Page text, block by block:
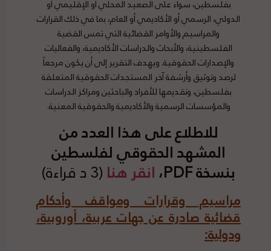
بفلسطين، سواء على الصعيد المحلي أو الإقليمي أو
الدولي، الرسمي أو الأكاديمي أو العام، بما في ذلك القرارات
والمراسيم والأوامر القضائية التي تمس القضية
الفلسطينية، والأبحاث والدراسات الأكاديمية، والفعاليات
والإصدارات الحقوقية. ويهدف التقرير إلى أن يكون مرجعاً
لرصد وتوثيق وأرشفة آخر المستجدات الحقوقية المتعلقة
بفلسطين، وتقديمها للأفراد والباحثين ومراكز الدراسات
والمؤسسات الرسمية والأكاديمية والحقوقية المعنية.
للاطلاع على هذا العدد من
المشهد الحقوقي لفلسطين
بنسخة PDF، انقر هنا (3 د قراءة)
مراسيم وقرارات ومواقف وأحكام
قضائية صادرة عن جهات عربية، أوروبية،
ودولية: